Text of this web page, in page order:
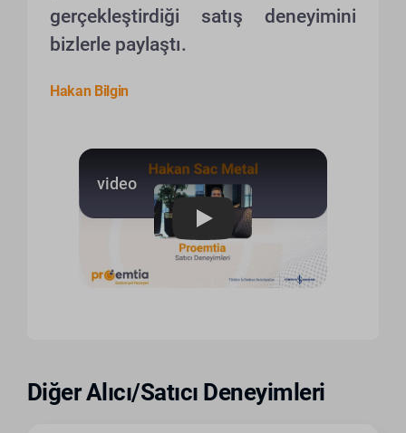
gerçekleştirdiği satış deneyimini
bizlerle paylaştı.
Hakan Bilgin
Play
Diğer Alıcı/Satıcı Deneyimleri